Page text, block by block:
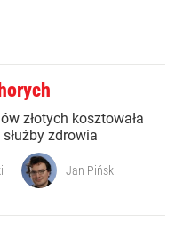
złotych kosztowała
zdrowia
Jan Piński